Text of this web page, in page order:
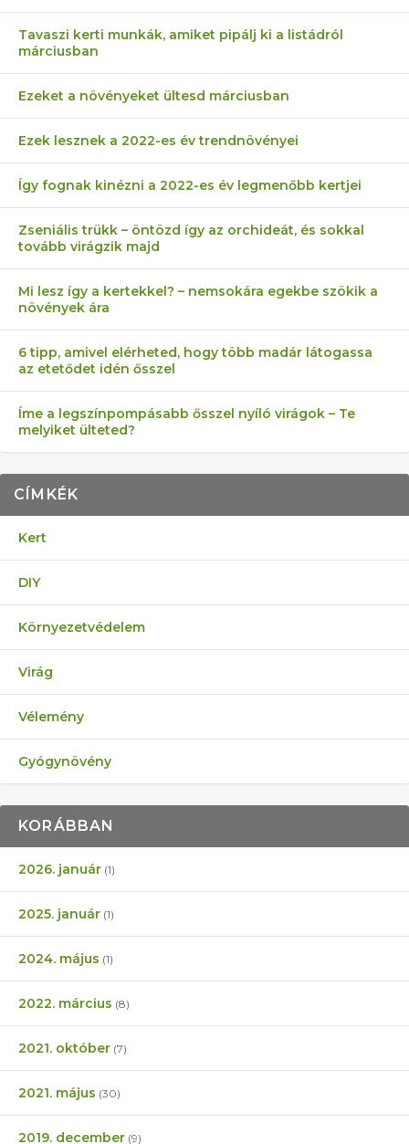
Tavaszi kerti munkák, amiket pipálj ki a listádról
márciusban
Ezeket a növényeket ültesd márciusban
Ezek lesznek a 2022-es év trendnövényei
Így fognak kinézni a 2022-es év legmenőbb kertjei
Zseniális trükk – öntözd így az orchideát, és sokkal
tovább virágzik majd
Mi lesz így a kertekkel? – nemsokára egekbe szökik a
növények ára
6 tipp, amivel elérheted, hogy több madár látogassa
az etetődet idén ősszel
Íme a legszínpompásabb ősszel nyíló virágok – Te
melyiket ülteted?
CÍMKÉK
Kert
DIY
Környezetvédelem
Virág
Vélemény
Gyógynövény
KORÁBBAN
2026. január (1)
2025. január (1)
2024. május (1)
2022. március (8)
2021. október (7)
2021. május (30)
2019. december (9)